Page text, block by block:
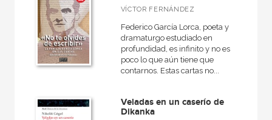
Ebook
Papel
Rústica
CATÁLOGOS PDF
VÍCTOR FERNÁNDEZ
Federico García Lorca, poeta y
dramaturgo estudiado en
profundidad, es infinito y no es
poco lo que aún tiene que
contarnos. Estas cartas no...
Veladas en un caserío de
Dikanka